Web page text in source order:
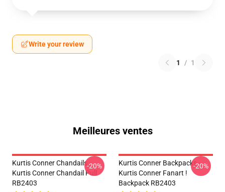
Write your review
1 / 1
Meilleures ventes
Kurtis Conner Chandails -
Kurtis Conner Chandail Pull
RB2403
-20%
Kurtis Conner Backpacks -
Kurtis Conner Fanart !
Backpack RB2403
-20%